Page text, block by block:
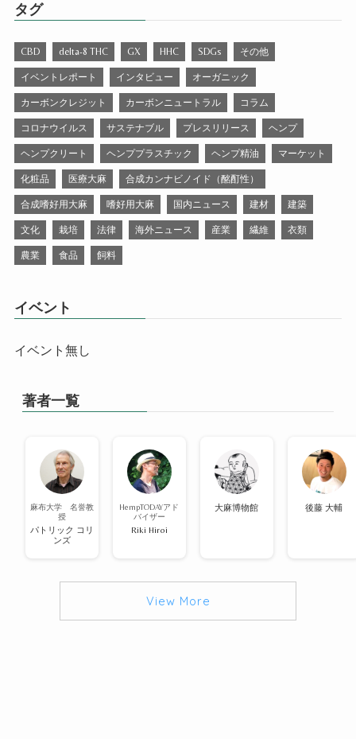
タグ
CBD delta-8 THC GX HHC SDGs その他
イベントレポート インタビュー オーガニック
カーボンクレジット カーボンニュートラル コラム
コロナウイルス サステナブル プレスリリース ヘンプ
ヘンプクリート ヘンププラスチック ヘンプ精油 マーケット
化粧品 医療大麻 合成カンナビノイド（酩酊性）
合成嗜好用大麻 嗜好用大麻 国内ニュース 建材 建築
文化 栽培 法律 海外ニュース 産業 繊維 衣類
農業 食品 飼料
イベント
イベント無し
著者一覧
麻布大学 名誉教
授
パトリック コリ
ンズ
HempTODAYアド
バイザー
Riki Hiroi
大麻博物館 後藤 大輔
View More